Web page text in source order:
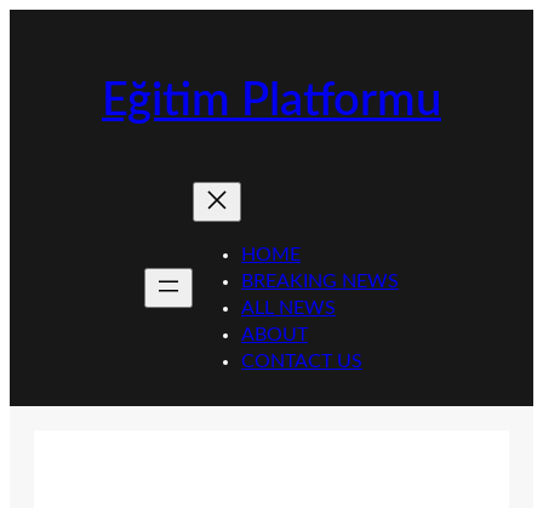
Eğitim Platformu
HOME
BREAKING NEWS
ALL NEWS
ABOUT
CONTACT US